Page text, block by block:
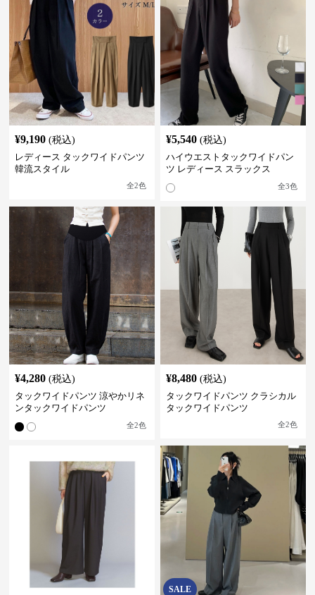
¥9,190 (税込)
レディース タックワイドパンツ
韓流スタイル
全2色
¥5,540 (税込)
ハイウエストタックワイドパン
ツ レディース スラックス
全3色
¥4,280 (税込)
タックワイドパンツ 涼やかリネ
ンタックワイドパンツ
全2色
¥8,480 (税込)
タックワイドパンツ クラシカル
タックワイドパンツ
全2色
SALE